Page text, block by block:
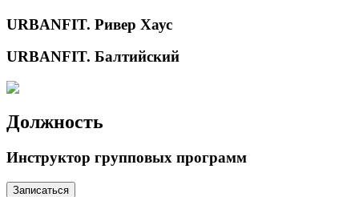
URBANFIT. Ривер Хаус
URBANFIT. Балтийский
Должность
Инструктор групповых программ
Записаться